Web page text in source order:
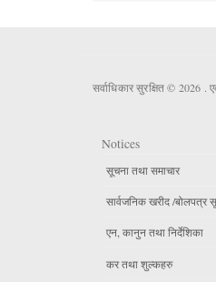
सर्वाधिकार सुरक्षित © 2026 .
Notices
सूचना तथा समाचार
सार्वजनिक खरीद /बोलपत्र
एन, कानुन तथा निर्देशिका
कर तथा शुल्कहरु